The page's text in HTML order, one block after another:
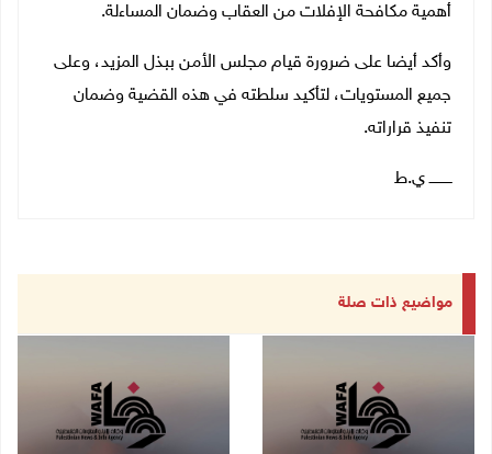
أهمية مكافحة الإفلات من العقاب وضمان المساءلة.
وأكد أيضا على ضرورة قيام مجلس الأمن ببذل المزيد، وعلى
جميع المستويات، لتأكيد سلطته في هذه القضية وضمان
تنفيذ قراراته.
ــــــــــ ي.ط
مواضيع ذات صلة